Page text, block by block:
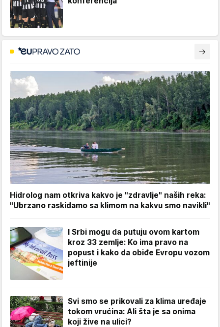
Hidrolog nam otkriva kakvo je "zdravlje" naših reka:
"Ubrzano raskidamo sa klimom na kakvu smo navikli"
I Srbi mogu da putuju ovom kartom
kroz 33 zemlje: Ko ima pravo na
popust i kako da obiđe Evropu vozom
jeftinije
Svi smo se prikovali za klima uređaje
tokom vrućina: Ali šta je sa onima
koji žive na ulici?